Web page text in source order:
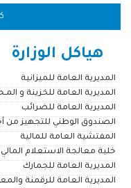
هياكل الوزارة
المديرية العامة للميزانية
المديرية العامة للخزينة و
المديرية العامة للضرائب
الصندوق الوطني للتجهيز من
المفتشية العامة للمالية
خلية معالجة الاستعلام المالي
المديرية العامة للجمارك
المديرية العامة للرقمنة